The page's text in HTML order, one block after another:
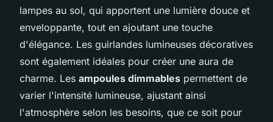
lampes au sol, qui apportent une lumière douce et
enveloppante, tout en ajoutant une touche
d'élégance. Les guirlandes lumineuses décoratives
sont également idéales pour créer une aura de
charme. Les ampoules dimmables permettent de
varier l'intensité lumineuse, ajustant ainsi
l'atmosphère selon les besoins, que ce soit pour